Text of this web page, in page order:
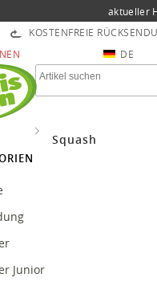
aktueller
KOSTENFREIE
DE
Squash
Junior